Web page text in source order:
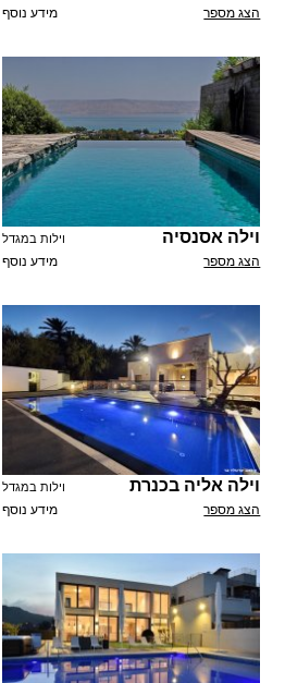
מידע נוסף הצג מספר
וילה אסנסיה וילות במגדל
מידע נוסף הצג מספר
וילה אליה בכנרת וילות במגדל
מידע נוסף הצג מספר